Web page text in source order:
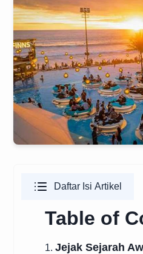
Daftar Isi Artikel
Table of
1. Jejak Sejarah